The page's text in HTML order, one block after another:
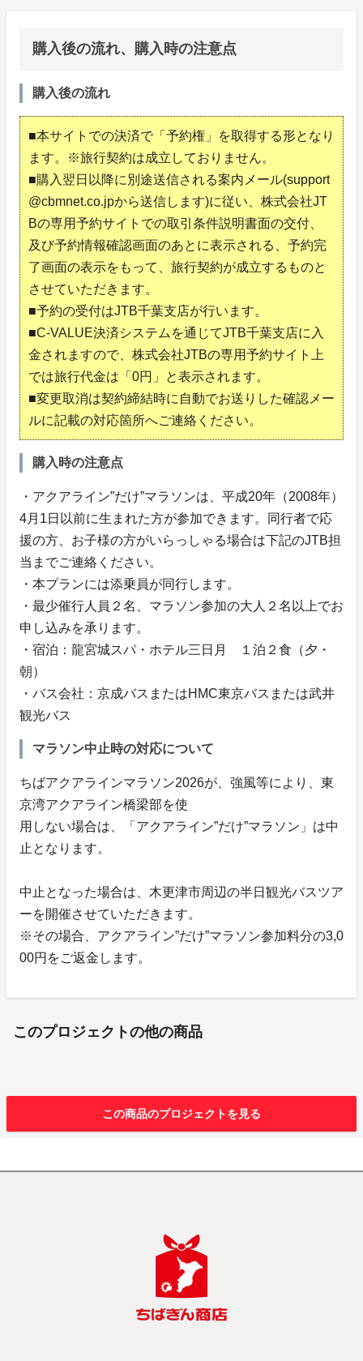
購入後の流れ、購入時の注意点
購入後の流れ
■本サイトでの決済で「予約権」を取得する形となり
ます。※旅行契約は成立しておりません。
■購入翌日以降に別途送信される案内メール(support
@cbmnet.co.jpから送信します)に従い、株式会社JT
Bの専用予約サイトでの取引条件説明書面の交付、
及び予約情報確認画面のあとに表示される、予約完
了画面の表示をもって、旅行契約が成立するものと
させていただきます。
■予約の受付はJTB千葉支店が行います。
■C-VALUE決済システムを通じてJTB千葉支店に入
金されますので、株式会社JTBの専用予約サイト上
では旅行代金は「0円」と表示されます。
■変更取消は契約締結時に自動でお送りした確認メー
ルに記載の対応箇所へご連絡ください。
購入時の注意点
・アクアライン”だけ”マラソンは、平成20年（2008年）
4月1日以前に生まれた方が参加できます。同行者で応
援の方、お子様の方がいらっしゃる場合は下記のJTB担
当までご連絡ください。
・本プランには添乗員が同行します。
・最少催行人員２名、マラソン参加の大人２名以上でお
申し込みを承ります。
・宿泊：龍宮城スパ・ホテル三日月 １泊２食（夕・
朝）
・バス会社：京成バスまたはHMC東京バスまたは武井
観光バス
マラソン中止時の対応について
ちばアクアラインマラソン2026が、強風等により、東
京湾アクアライン橋梁部を使
用しない場合は、「アクアライン”だけ”マラソン」は中
止となります。
中止となった場合は、木更津市周辺の半日観光バスツア
ーを開催させていただきます。
※その場合、アクアライン”だけ”マラソン参加料分の3,0
00円をご返金します。
このプロジェクトの他の商品
この商品のプロジェクトを見る